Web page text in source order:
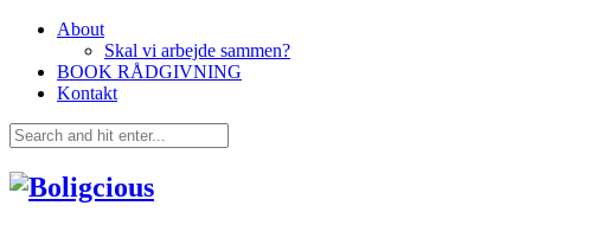
About
Skal vi arbejde sammen?
BOOK RÅDGIVNING
Kontakt